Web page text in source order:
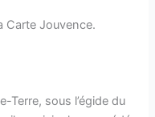
Carte Jouvence.
Terre, sous l’égide du